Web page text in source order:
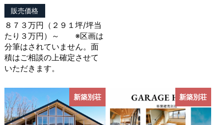
の個体識別情報などの履歴情報および特性情報を，ユ
ーザーが当社や提携先のサービスを利用しまたはペー
ジを閲覧する際に収集します。
第３条（個人情報を収集・利用する目的）
（1）ユーザーに自分の登録情報の閲覧や修正，利用
状況の閲覧を行っていただくために，氏名，住所，連
絡先，支払方法などの登録情報，利用されたサービス
販売価格
８７３万円（２９１坪/坪当
たり３万円）～ ※区画は
分筆はされていません。面
積はご相談の上確定させて
いただきます。
新築別荘 新築別荘